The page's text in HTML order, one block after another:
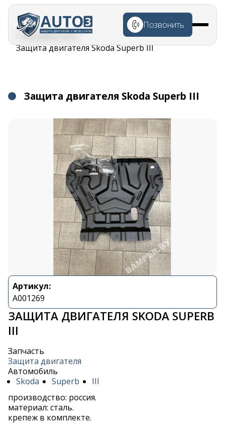
Перейти к
основному
содержанию
Позвонить
Строка
навигации
ГлавнаяКаталог
Защита двигателя Skoda Superb III
Защита двигателя Skoda Superb III
Артикул:
A001269
ЗАЩИТА ДВИГАТЕЛЯ SKODA SUPERB
III
Запчасть
Защита двигателя
Автомобиль
Skoda
Superb
III
производство: россия.
материал: сталь.
крепеж в комплекте.